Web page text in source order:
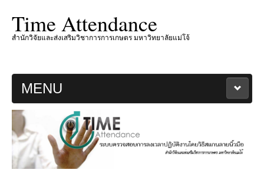
Time Attendance
สำนักวิจัยและส่งเสริมวิชาการการเกษตร มหาวิทยาลัยแม่โจ้
MENU
หน้าหลัก
เกี่ยวกับโครงการ